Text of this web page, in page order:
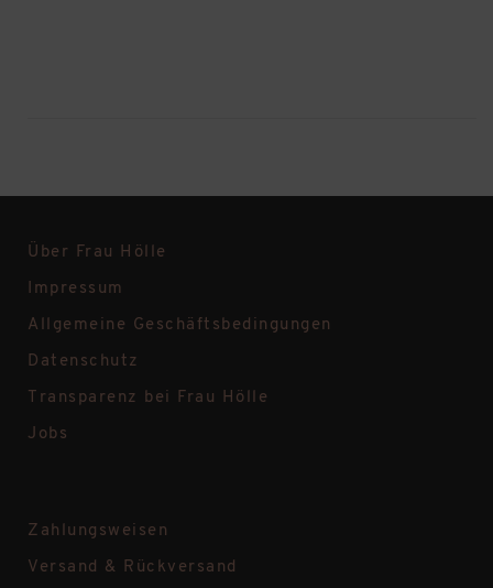
Über Frau Hölle
Impressum
Allgemeine Geschäftsbedingungen
Datenschutz
Transparenz bei Frau Hölle
Jobs
Zahlungsweisen
Versand & Rückversand